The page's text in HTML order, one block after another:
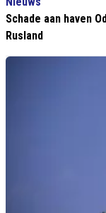
Schade aan haven
Rusland